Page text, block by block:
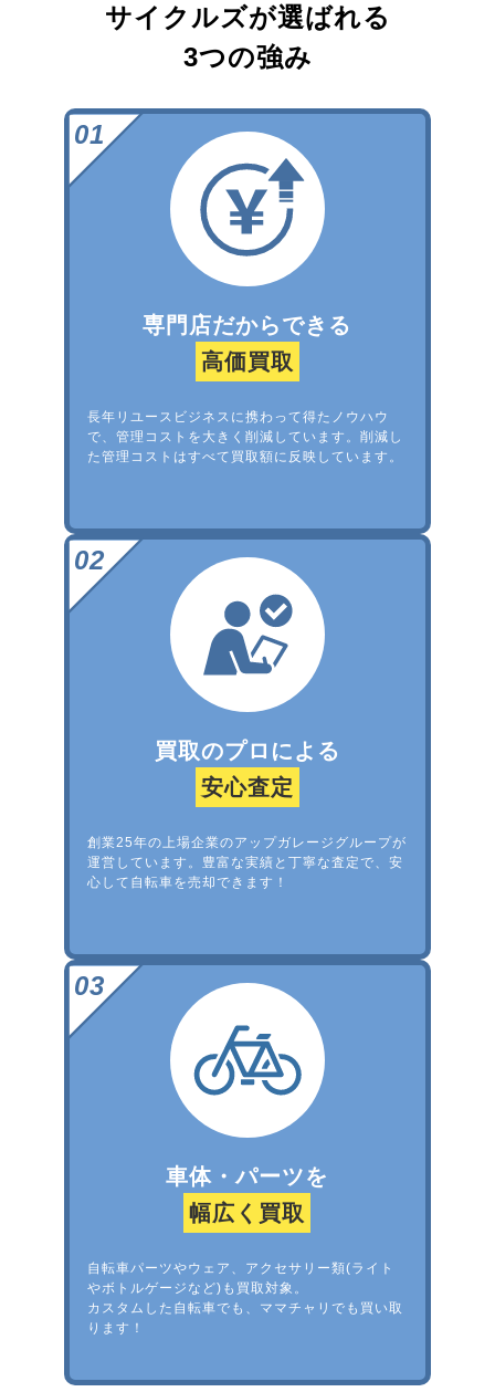
サイクルズが選ばれる
3つの強み
専門店だからできる
高価買取
長年リユースビジネスに携わって得たノウハウ
で、管理コストを大きく削減しています。削減し
た管理コストはすべて買取額に反映しています。
買取のプロによる
安心査定
創業25年の上場企業のアップガレージグループが
運営しています。豊富な実績と丁寧な査定で、安
心して自転車を売却できます！
車体・パーツを
幅広く買取
自転車パーツやウェア、アクセサリー類(ライト
やボトルゲージなど)も買取対象。
カスタムした自転車でも、ママチャリでも買い取
ります！